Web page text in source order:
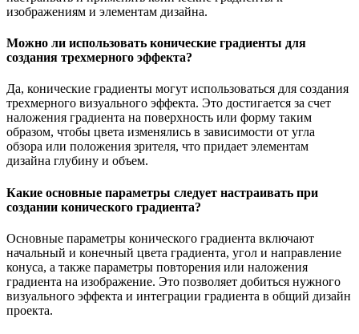
изображениям и элементам дизайна.
Можно ли использовать конические градиенты для
создания трехмерного эффекта?
Да, конические градиенты могут использоваться для создания
трехмерного визуального эффекта. Это достигается за счет
наложения градиента на поверхность или форму таким
образом, чтобы цвета изменялись в зависимости от угла
обзора или положения зрителя, что придает элементам
дизайна глубину и объем.
Какие основные параметры следует настраивать при
создании конического градиента?
Основные параметры конического градиента включают
начальный и конечный цвета градиента, угол и направление
конуса, а также параметры повторения или наложения
градиента на изображение. Это позволяет добиться нужного
визуального эффекта и интеграции градиента в общий дизайн
проекта.